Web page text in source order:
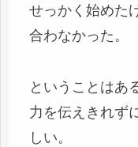
せっかく始めた
合わなかった。
ということはあ
力を伝えきれず
しい。